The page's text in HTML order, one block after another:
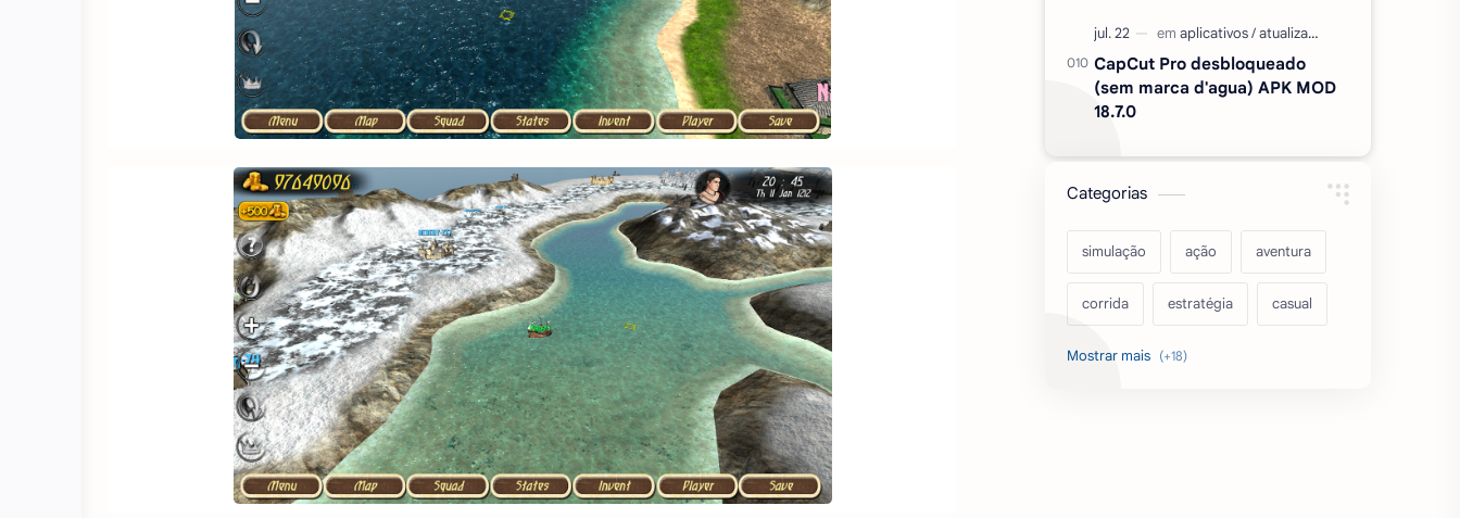
CapCut Pro desbloqueado
(sem marca d'agua) APK MOD
18.7.0
Categorias
simulação ação aventura
corrida estratégia casual
acarde esportes